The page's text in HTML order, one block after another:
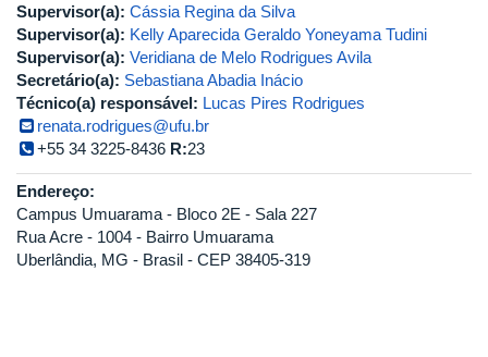
Supervisor(a): Cássia Regina da Silva
Supervisor(a): Kelly Aparecida Geraldo Yoneyama Tudini
Supervisor(a): Veridiana de Melo Rodrigues Avila
Secretário(a): Sebastiana Abadia Inácio
Técnico(a) responsável: Lucas Pires Rodrigues
renata.rodrigues@ufu.br
+55 34 3225-8436 R:23
Endereço:
Campus Umuarama - Bloco 2E - Sala 227
Rua Acre - 1004 - Bairro Umuarama
Uberlândia, MG - Brasil - CEP 38405-319